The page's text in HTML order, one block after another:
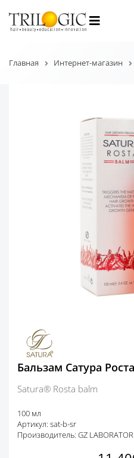
Главная Интернет-магазин
Бальзам Сатура Роста
Satura® Rosta balm
100 мл
Артикул: sat-b-sr
Производитель: GZ